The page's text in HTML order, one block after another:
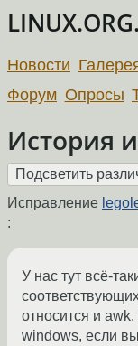
Новости
Форум Опросы
История
Исправление
:
У нас тут всё-
относится и
windows, если